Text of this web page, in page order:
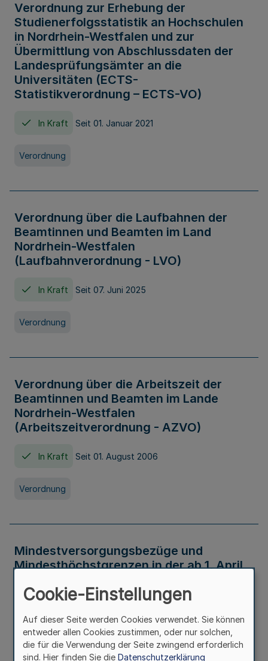
Verordnung zur Erhebung der
Studienerfolgsstatistik an Hochschulen
in Nordrhein-Westfalen und zur
Übermittlung von Abschlussdaten der
Landesprüfungsämter an die
Universitäten (ECTS-
Statistikverordnung – ECTS-VO)
In Kraft Seit 01. Januar 2021
Verordnung
Verordnung über die Laufbahnen der
Beamtinnen und Beamten im Land
Nordrhein-Westfalen
(Laufbahnverordnung - LVO)
In Kraft Seit 07. Juni 2025
Verordnung
Verordnung über die Arbeitszeit der
Beamtinnen und Beamten im Lande
Nordrhein-Westfalen
(Arbeitszeitverordnung - AZVO)
In Kraft Seit 01. August 2006
Verordnung
Mindestversorgungsbezüge und
Mindesthöchstgrenzen in der ab 1. April
Verwaltungsvorschrift
Cookie-Einstellungen
Auf dieser Seite werden Cookies verwendet. Sie können
entweder allen Cookies zustimmen, oder nur solchen,
die für die Verwendung der Seite zwingend erforderlich
sind. Hier finden Sie die Datenschutzerklärung